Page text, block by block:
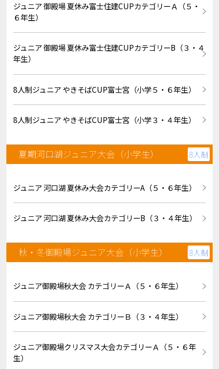
ジュニア 御殿場 夏休み富士住建CUPカテゴリーＡ（５・
６年生）
ジュニア 御殿場 夏休み富士住建CUPカテゴリーB（３・４
年生）
8人制ジュニア やきそばCUP富士宮（小学５・６年生）
8人制ジュニア やきそばCUP富士宮（小学３・４年生）
夏期河口湖ジュニア大会（小学生） 8人制
ジュニア 河口湖 夏休み大会カテゴリーA（５・６年生）
ジュニア 河口湖 夏休み大会カテゴリーB（３・４年生）
秋・冬御殿場ジュニア大会（小学生） 8人制
ジュニア御殿場秋大会 カテゴリーＡ（５・６年生）
ジュニア御殿場秋大会 カテゴリーＢ（３・４年生）
ジュニア御殿場クリスマス大会カテゴリーＡ（５・６年
生）